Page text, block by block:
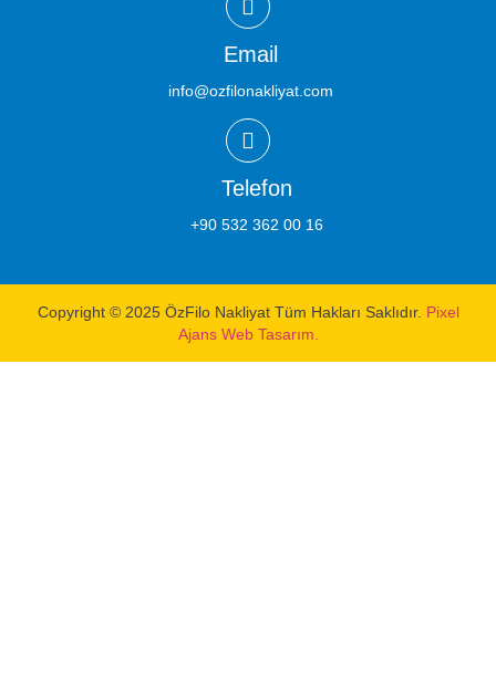
Email
info@ozfilonakliyat.com
Telefon
+90 532 362 00 16
Copyright © 2025 ÖzFilo Nakliyat Tüm Hakları Saklıdır. Pixel
Ajans Web Tasarım.